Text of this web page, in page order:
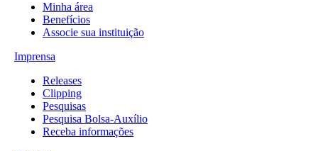
Minha área
Benefícios
Associe sua instituição
Imprensa
Releases
Clipping
Pesquisas
Pesquisa Bolsa-Auxílio
Receba informações